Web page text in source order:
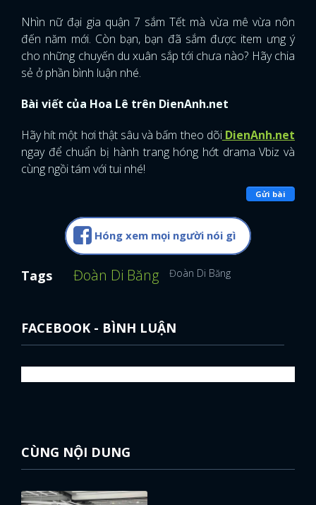
Nhìn nữ đại gia quận 7 sắm Tết mà vừa mê vừa nôn
đến năm mới. Còn bạn, bạn đã sắm được item ưng ý
cho những chuyến du xuân sắp tới chưa nào? Hãy chia
sẻ ở phần bình luận nhé.
Bài viết của Hoa Lê trên DienAnh.net
Hãy hít một hơi thật sâu và bấm theo dõi DienAnh.net
ngay để chuẩn bị hành trang hóng hớt drama Vbiz và
cùng ngồi tám với tui nhé!
Gửi bài
Hóng xem mọi người nói gì
Tags Đoàn Di Băng Đoàn Di Băng
FACEBOOK - BÌNH LUẬN
CÙNG NỘI DUNG